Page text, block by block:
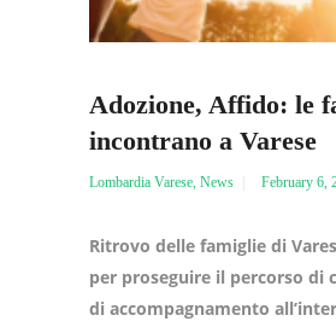
Adozione, Affido: le
incontrano a Varese
Lombardia Varese News February 6,
Ritrovo delle famiglie di
per proseguire il percorso di
di accompagnamento